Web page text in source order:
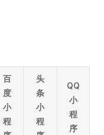
百
度
小
程
头
条
小
程
QQ
小
程
序